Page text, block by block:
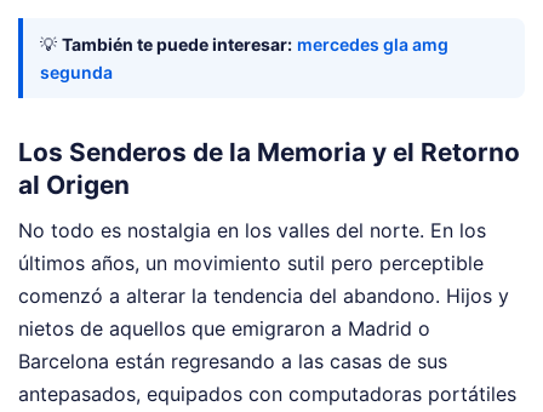
💡 También te puede interesar: mercedes gla amg
segunda
Los Senderos de la Memoria y el Retorno
al Origen
No todo es nostalgia en los valles del norte. En los
últimos años, un movimiento sutil pero perceptible
comenzó a alterar la tendencia del abandono. Hijos y
nietos de aquellos que emigraron a Madrid o
Barcelona están regresando a las casas de sus
antepasados, equipados con computadoras portátiles